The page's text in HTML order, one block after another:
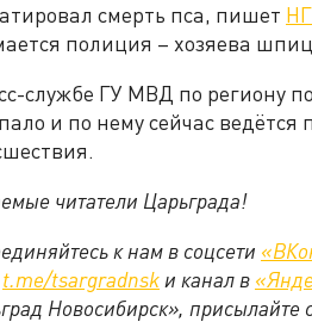
смерть пса, пишет
полиция – хозяева
службе ГУ МВД по региону
и по нему сейчас ведётся
читатели Царьграда!
к нам в соцсети
t.me/tsargradnsk и канал в
Новосибирск»,